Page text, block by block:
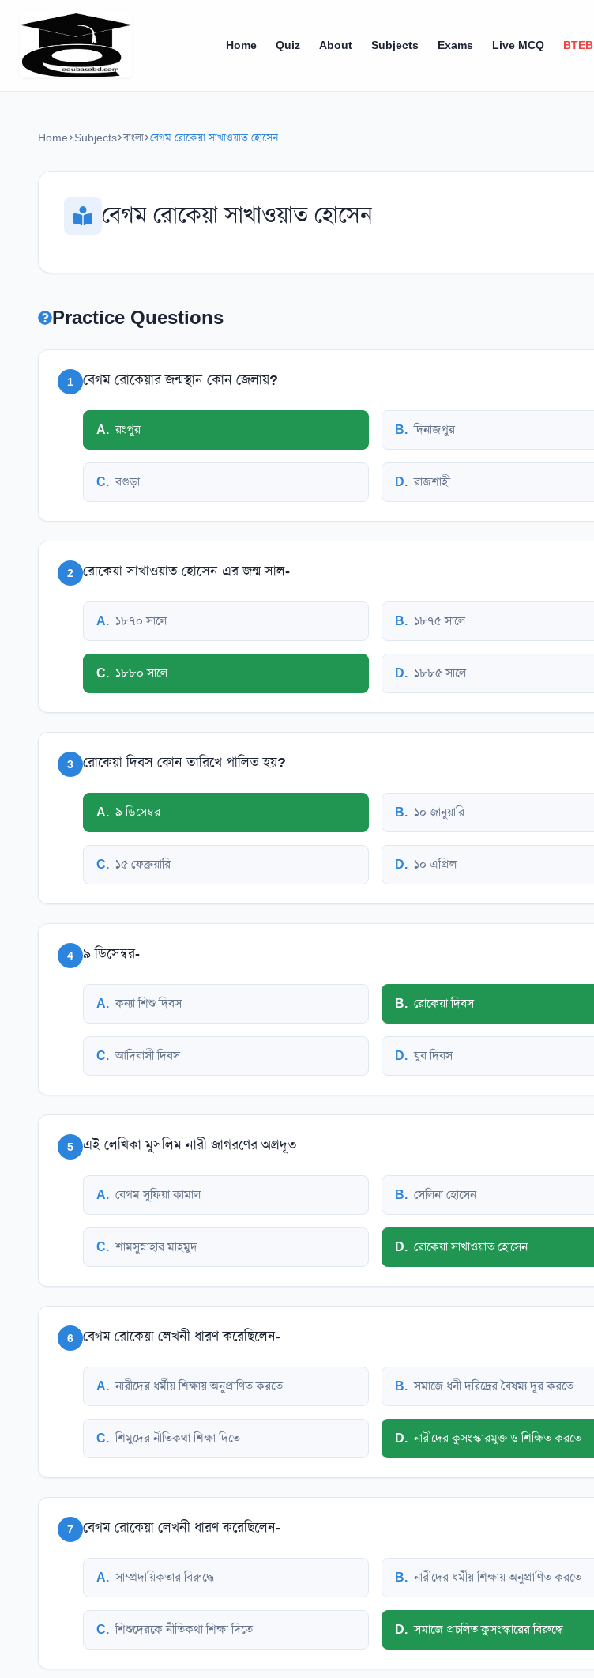
Home Quiz About Subjects Exams Live MCQ BTEB
Home Subjects বাংলা বেগম রোকেয়া সাখাওয়াত হোসেন
বেগম রোকেয়া সাখাওয়াত হোসেন
Practice Questions
1 বেগম রোকেয়ার জন্মস্থান কোন জেলায়?
A. রংপুর B. দিনাজপুর
C. বগুড়া D. রাজশাহী
2 রোকেয়া সাখাওয়াত হোসেন এর জন্ম সাল-
A. ১৮৭০ সালে B. ১৮৭৫ সালে
C. ১৮৮০ সালে D. ১৮৮৫ সালে
3 রোকেয়া দিবস কোন তারিখে পালিত হয়?
A. ৯ ডিসেম্বর B. ১০ জানুয়ারি
C. ১৫ ফেব্রুয়ারি D. ১০ এপ্রিল
4 ৯ ডিসেম্বর-
A. কন্যা শিশু দিবস B. রোকেয়া দিবস
C. আদিবাসী দিবস D. যুব দিবস
5 এই লেখিকা মুসলিম নারী জাগরণের অগ্রদূত
A. বেগম সুফিয়া কামাল B. সেলিনা হোসেন
C. শামসুন্নাহার মাহমুদ D. রোকেয়া সাখাওয়াত হোসেন
6 বেগম রোকেয়া লেখনী ধারণ করেছিলেন-
A. নারীদের ধর্মীয় শিক্ষায় অনুপ্রাণিত করতে B. সমাজে ধনী দরিদ্রের বৈষম্য দূর করতে
C. শিমুদের নীতিকথা শিক্ষা দিতে D. নারীদের কুসংস্কারমুক্ত ও শিক্ষিত করতে
7 বেগম রোকেয়া লেখনী ধারণ করেছিলেন-
A. সাম্প্রদায়িকতার বিরুদ্ধে B. নারীদের ধর্মীয় শিক্ষায় অনুপ্রাণিত করতে
C. শিশুদেরকে নীতিকথা শিক্ষা দিতে D. সমাজে প্রচলিত কুসংস্কারের বিরুদ্ধে